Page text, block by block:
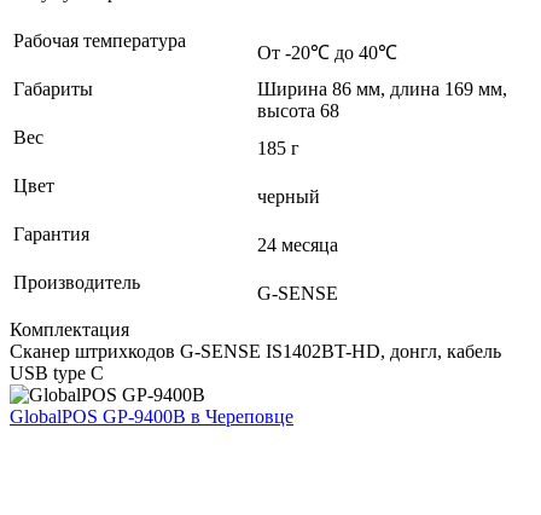
Рабочая температура
От -20℃ до 40℃
Габариты
Ширина 86 мм, длина 169 мм,
высота 68
Вес
185 г
Цвет
черный
Гарантия
24 месяца
Производитель
G-SENSE
Комплектация
Сканер штрихкодов G-SENSE IS1402BT-HD, донгл, кабель
USB type C
GlobalPOS GP-9400B в Череповце